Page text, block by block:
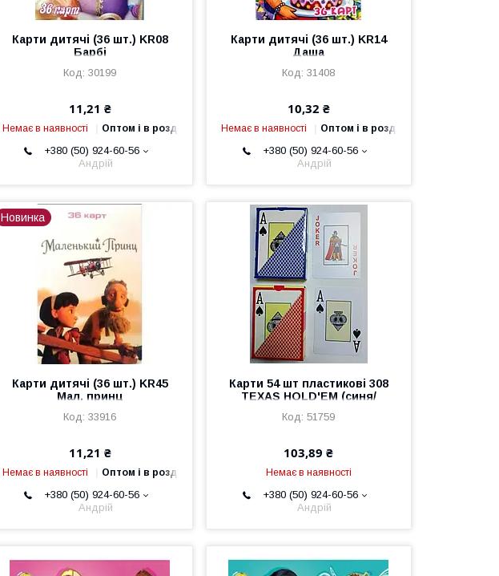
Карти дитячі (36 шт.) KR08
Барбі
30199
11,21 ₴
Немає в наявності Оптом і в роздріб
+380 (50) 924-60-56
Андрій
Карти дитячі (36 шт.) KR14
Даша
31408
10,32 ₴
Немає в наявності Оптом і в роздріб
+380 (50) 924-60-56
Андрій
Новинка
Карти дитячі (36 шт.) KR45
Мал. принц
33916
11,21 ₴
Немає в наявності Оптом і в роздріб
+380 (50) 924-60-56
Андрій
Карти 54 шт пластикові 308
TEXAS HOLD'EM (синя/
51759
103,89 ₴
Немає в наявності
+380 (50) 924-60-56
Андрій